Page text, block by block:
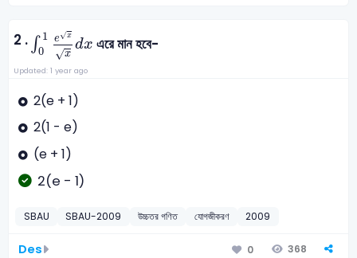
2 . ∫ 1
0
e√x
√x
dx
01 exx
এরে মান হবে-
Updated: 1 year ago
2(e + 1)
2(1 - e)
(e + 1)
2(e - 1)
SBAU SBAU-2009 উচ্চতর গণিত যোগজীকরণ 2009
Des 0 368